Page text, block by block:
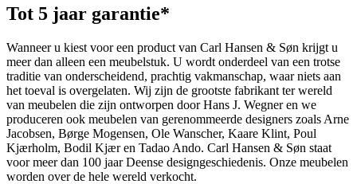
Tot 5 jaar garantie*
Wanneer u kiest voor een product van Carl Hansen & Søn krijgt u
meer dan alleen een meubelstuk. U wordt onderdeel van een trotse
traditie van onderscheidend, prachtig vakmanschap, waar niets aan
het toeval is overgelaten. Wij zijn de grootste fabrikant ter wereld
van meubelen die zijn ontworpen door Hans J. Wegner en we
produceren ook meubelen van gerenommeerde designers zoals Arne
Jacobsen, Børge Mogensen, Ole Wanscher, Kaare Klint, Poul
Kjærholm, Bodil Kjær en Tadao Ando. Carl Hansen & Søn staat
voor meer dan 100 jaar Deense designgeschiedenis. Onze meubelen
worden over de hele wereld verkocht.